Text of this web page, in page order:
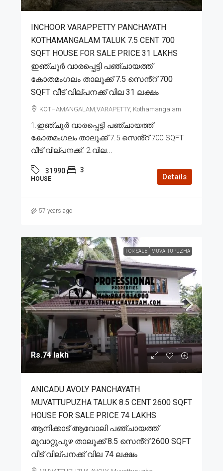
INCHOOR VARAPPETTY PANCHAYATH
KOTHAMANGALAM TALUK 7.5 CENT 700
SQFT HOUSE FOR SALE PRICE 31 LAKHS
ഇഞ്ചൂർ വാരപ്പെട്ടി പഞ്ചായത്ത്
കോതമംഗലം താലൂക്ക് 7.5 സെൻ്റ് 700
SQFT വീട് വില്പനക്ക് വില 31 ലക്ഷം
KOTHAMANGALAM,VARAPETTY, Kothamangalam
1.ഇഞ്ചൂർ വാരപ്പെട്ടി പഞ്ചായത്ത്
കോതമംഗലം താലൂക്ക് 7.5 സെൻ്റ് 700 SQFT
വീട് വില്പനക്ക്. 2.വില...
31990 3
HOUSE Details
57 years ago
FOR SALE MUVATTUPUZHA
Rs.74 lakh
ANICADU AVOLY PANCHAYATH
MUVATTUPUZHA TALUK 8.5 CENT 2600 SQFT
HOUSE FOR SALE PRICE 74 LAKHS
ആനിക്കാട് ആവോലി പഞ്ചായത്ത്
മൂവാറ്റുപുഴ താലൂക്ക് 8.5 സെൻ്റ് 2600 SQFT
വീട് വില്പനക്ക് വില 74 ലക്ഷം